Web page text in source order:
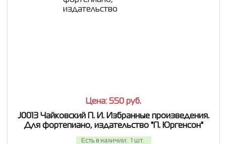
Цена: 550 руб.
J0013 Чайковский П. И. Избранные произведения.
Для фортепиано, издательство "П. Юргенсон"
Есть в наличии: 1 шт.